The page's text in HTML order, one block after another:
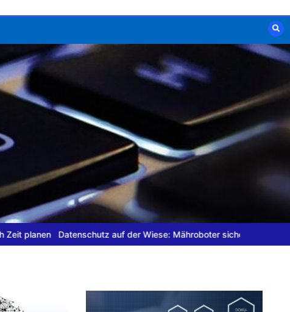
Datenschutz auf der Wiese: Mähroboter sicher nutzen Mobile